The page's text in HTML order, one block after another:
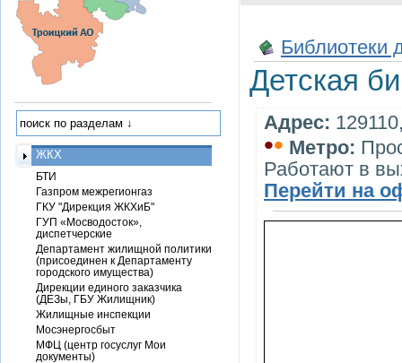
Библиотеки
Детская
Адрес:
•• Метро:
Работают в
Перейти на
ЖКХ
БТИ
Газпром межрегионгаз
ГКУ "Дирекция ЖКХиБ"
ГУП «Мосводосток»,
диспетчерские
Департамент жилищной политики
(присоединен к Департаменту
городского имущества)
Дирекции единого заказчика
(ДЕЗы, ГБУ Жилищник)
Жилищные инспекции
Мосэнергосбыт
МФЦ (центр госуслуг Мои
документы)